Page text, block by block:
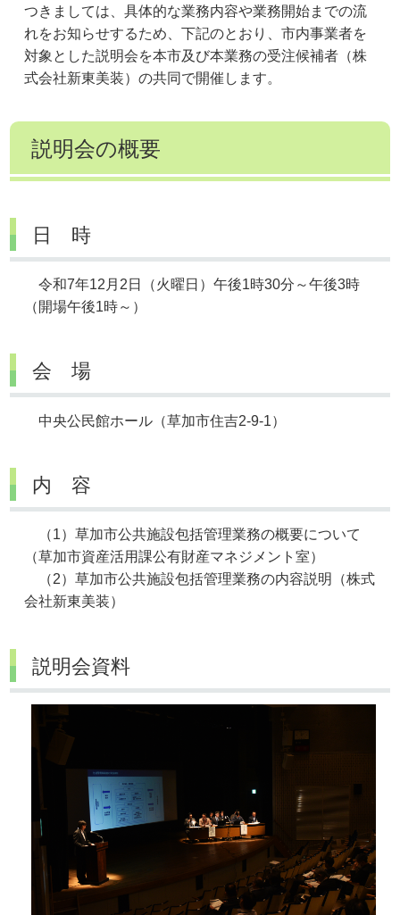
つきましては、具体的な業務内容や業務開始までの流
れをお知らせするため、下記のとおり、市内事業者を
対象とした説明会を本市及び本業務の受注候補者（株
式会社新東美装）の共同で開催します。
説明会の概要
日 時
令和7年12月2日（火曜日）午後1時30分～午後3時
（開場午後1時～）
会 場
中央公民館ホール（草加市住吉2-9-1）
内 容
（1）草加市公共施設包括管理業務の概要について
（草加市資産活用課公有財産マネジメント室）
（2）草加市公共施設包括管理業務の内容説明（株式
会社新東美装）
説明会資料